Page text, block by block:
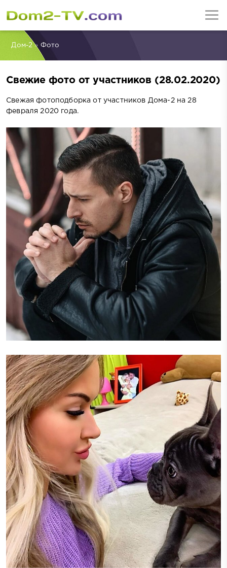
Дом-2» Фото
Свежие фото от участников (28.02.2020)
Свежая фотоподборка от участников Дома-2 на 28
февраля 2020 года.